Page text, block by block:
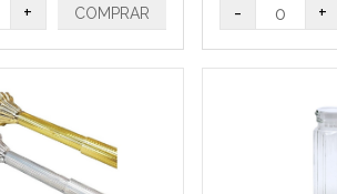
+ COMPRAR - +